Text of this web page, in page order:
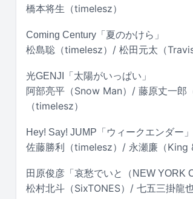
橋本将生（timelesz）
Coming Century「夏のかけら」
松島聡（timelesz）/ 松田元太（
光GENJI「太陽がいっぱい」
阿部亮平（Snow Man）/ 藤原丈一
（timelesz）
Hey! Say! JUMP「ウィークエンダー」
佐藤勝利（timelesz）/ 永瀬廉（King
田原俊彦「哀愁でいと（NEW YORK
松村北斗（SixTONES）/ 七五三掛龍